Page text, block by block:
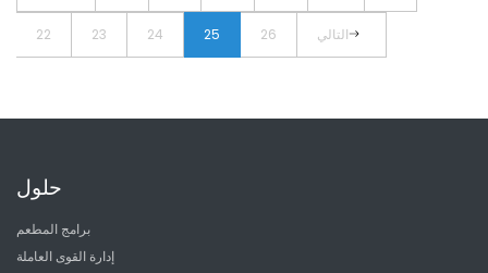
22 23 24 25 26 التالي
حلول
برامج المطعم
إدارة القوى العاملة